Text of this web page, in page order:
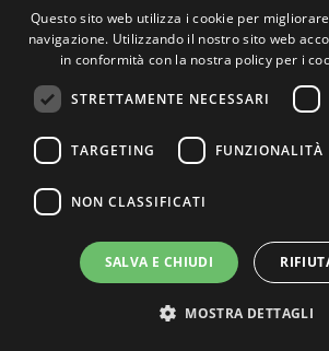
Questo sito web utilizza i cookie per
navigazione. Utilizzando il nostro sito web
in conformità con la nostra policy per i
STRETTAMENTE NECESSARI
TARGETING FUNZIONALITÀ
NON CLASSIFICATI
SALVA E CHIUDI
MOSTRA DETTAGLI